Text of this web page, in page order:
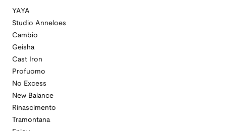
YAYA
Studio Anneloes
Cambio
Geisha
Cast Iron
Profuomo
No Excess
New Balance
Rinascimento
Tramontana